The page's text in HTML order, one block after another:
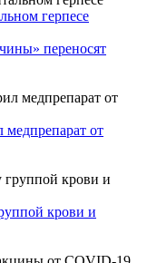
герпесе
переносят
медпрепарат от
крови и